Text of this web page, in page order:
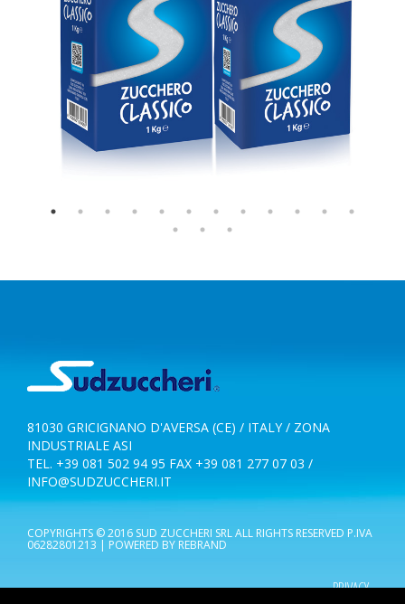
81030 GRICIGNANO D'AVERSA (CE) / ITALY / ZONA
INDUSTRIALE ASI
TEL. +39 081 502 94 95 FAX +39 081 277 07 03 /
INFO@SUDZUCCHERI.IT
COPYRIGHTS © 2016 SUD ZUCCHERI SRL ALL RIGHTS RESERVED P.IVA
06282801213 | POWERED BY REBRAND
PRIVACY